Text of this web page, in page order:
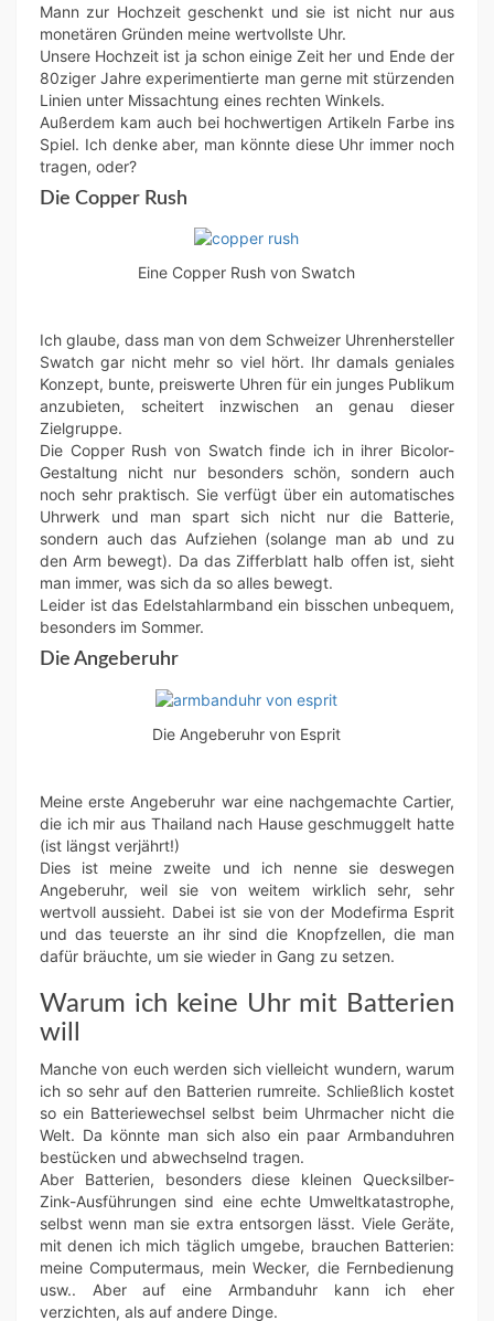
Mann zur Hochzeit geschenkt und sie ist nicht nur aus
monetären Gründen meine wertvollste Uhr.
Unsere Hochzeit ist ja schon einige Zeit her und Ende der
80ziger Jahre experimentierte man gerne mit stürzenden
Linien unter Missachtung eines rechten Winkels.
Außerdem kam auch bei hochwertigen Artikeln Farbe ins
Spiel. Ich denke aber, man könnte diese Uhr immer noch
tragen, oder?
Die Copper Rush
Eine Copper Rush von Swatch
Ich glaube, dass man von dem Schweizer Uhrenhersteller
Swatch gar nicht mehr so viel hört. Ihr damals geniales
Konzept, bunte, preiswerte Uhren für ein junges Publikum
anzubieten, scheitert inzwischen an genau dieser
Zielgruppe.
Die Copper Rush von Swatch finde ich in ihrer Bicolor-
Gestaltung nicht nur besonders schön, sondern auch
noch sehr praktisch. Sie verfügt über ein automatisches
Uhrwerk und man spart sich nicht nur die Batterie,
sondern auch das Aufziehen (solange man ab und zu
den Arm bewegt). Da das Zifferblatt halb offen ist, sieht
man immer, was sich da so alles bewegt.
Leider ist das Edelstahlarmband ein bisschen unbequem,
besonders im Sommer.
Die Angeberuhr
Die Angeberuhr von Esprit
Meine erste Angeberuhr war eine nachgemachte Cartier,
die ich mir aus Thailand nach Hause geschmuggelt hatte
(ist längst verjährt!)
Dies ist meine zweite und ich nenne sie deswegen
Angeberuhr, weil sie von weitem wirklich sehr, sehr
wertvoll aussieht. Dabei ist sie von der Modefirma Esprit
und das teuerste an ihr sind die Knopfzellen, die man
dafür bräuchte, um sie wieder in Gang zu setzen.
Warum ich keine Uhr mit Batterien
will
Manche von euch werden sich vielleicht wundern, warum
ich so sehr auf den Batterien rumreite. Schließlich kostet
so ein Batteriewechsel selbst beim Uhrmacher nicht die
Welt. Da könnte man sich also ein paar Armbanduhren
bestücken und abwechselnd tragen.
Aber Batterien, besonders diese kleinen Quecksilber-
Zink-Ausführungen sind eine echte Umweltkatastrophe,
selbst wenn man sie extra entsorgen lässt. Viele Geräte,
mit denen ich mich täglich umgebe, brauchen Batterien:
meine Computermaus, mein Wecker, die Fernbedienung
usw.. Aber auf eine Armbanduhr kann ich eher
verzichten, als auf andere Dinge.